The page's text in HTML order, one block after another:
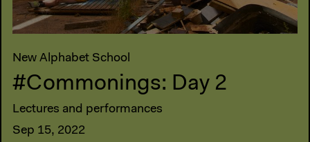
New Alphabet School
#Commonings: Day 2
Lectures and performances
Sep 15, 2022